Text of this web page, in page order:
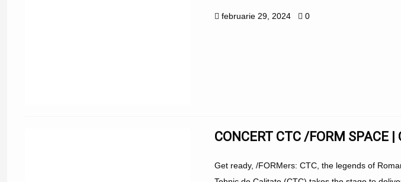
februarie 29, 2024 0
CONCERT CTC /FORM SPACE |
Get ready, /FORMers: CTC, the legends of